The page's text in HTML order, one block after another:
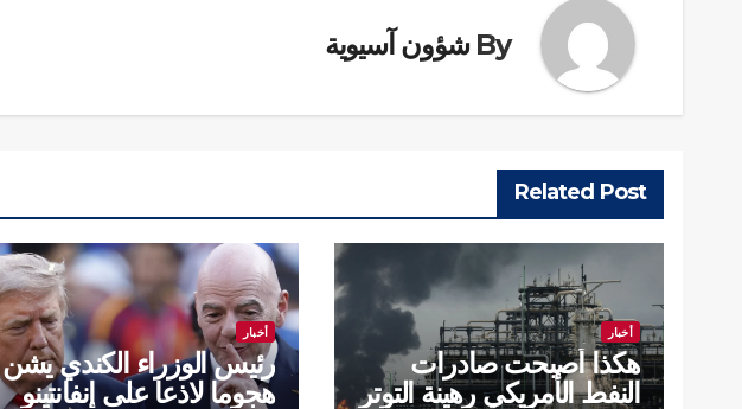
By شؤون آسيوية
Related Post
أخبار
هكذا أصبحت صادرات
النفط الأمريكي رهينة التوتر
أخبار
رئيس الوزراء الكندي يشن
هجوما لاذعا على إنفانتينو